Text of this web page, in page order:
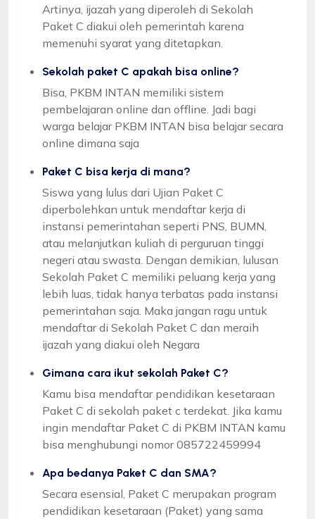
Artinya, ijazah yang diperoleh di Sekolah
Paket C diakui oleh pemerintah karena
memenuhi syarat yang ditetapkan.
Sekolah paket C apakah bisa online?
Bisa, PKBM INTAN memiliki sistem
pembelajaran online dan offline. Jadi bagi
warga belajar PKBM INTAN bisa belajar secara
online dimana saja
Paket C bisa kerja di mana?
Siswa yang lulus dari Ujian Paket C
diperbolehkan untuk mendaftar kerja di
instansi pemerintahan seperti PNS, BUMN,
atau melanjutkan kuliah di perguruan tinggi
negeri atau swasta. Dengan demikian, lulusan
Sekolah Paket C memiliki peluang kerja yang
lebih luas, tidak hanya terbatas pada instansi
pemerintahan saja. Maka jangan ragu untuk
mendaftar di Sekolah Paket C dan meraih
ijazah yang diakui oleh Negara
Gimana cara ikut sekolah Paket C?
Kamu bisa mendaftar pendidikan kesetaraan
Paket C di sekolah paket c terdekat. Jika kamu
ingin mendaftar Paket C di PKBM INTAN kamu
bisa menghubungi nomor 085722459994
Apa bedanya Paket C dan SMA?
Secara esensial, Paket C merupakan program
pendidikan kesetaraan (Paket) yang sama